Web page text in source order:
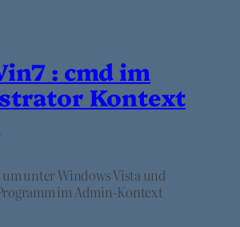
: cmd im
Kontext
unter Windows Vista und
im Admin-Kontext